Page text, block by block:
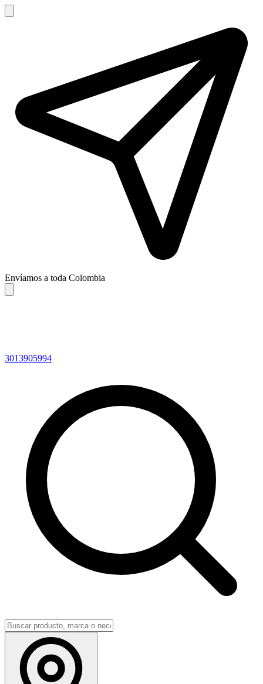
Envíamos a toda Colombia
3013905994